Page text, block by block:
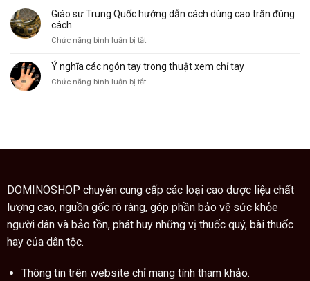
của
và
công
làm
cây
gia
Giáo sư Trung Quốc hướng dẫn cách dùng cao trăn đúng
cách
Chức năng bình luận bị tắtở
sư
Trung
Quốc
Ý nghĩa các ngón tay trong thuật xem chỉ tay
Chức năng bình luận bị tắtở
trong
chỉ
DOMINOSHOP chuyên cung cấp các loại cao dược liệu chất
lượng cao, nguồn gốc rõ ràng, góp phần bảo vệ sức khỏe
người dân và bảo tồn, phát huy những vị thuốc quý, bài thuốc
hay của dân tộc.
Thông tin trên website chỉ mang tính tham khảo.